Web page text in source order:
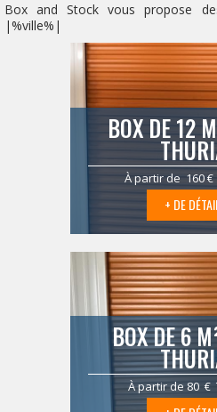
Box and Stock vous propose
|%ville%|
BOX DE 12
À partir de 160 €
+ DE
BOX DE 6
À partir de 80 €